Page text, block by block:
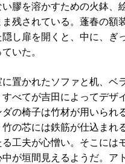
膠を溶かすための火鉢、
残されている。蓬春の額
し扉を開くと、中に、ぎ
いた。
置かれたソファと机、ベ
べてが吉田によってデザ
の椅子は竹材が用いられ
の芯には鉄筋が仕込まれ
工夫が心憎い。そこには
が垣間見えるようだ。ア